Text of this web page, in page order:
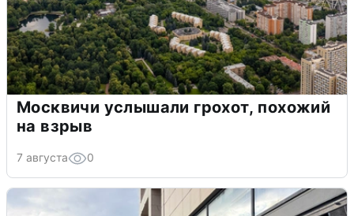
Москвичи услышали грохот, похожий
на взрыв
7 августа 0